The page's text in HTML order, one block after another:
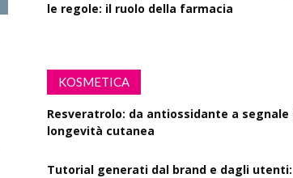
le regole: il ruolo della farmacia
KOSMETICA
Resveratrolo: da antiossidante a segnale
longevità cutanea
Tutorial generati dal brand e dagli utenti: